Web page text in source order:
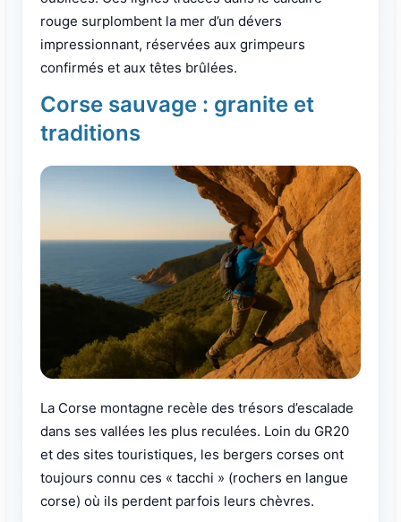
rouge surplombent la mer d’un dévers
impressionnant, réservées aux grimpeurs
confirmés et aux têtes brûlées.
Corse sauvage : granite et
traditions
La Corse montagne recèle des trésors d’escalade
dans ses vallées les plus reculées. Loin du GR20
et des sites touristiques, les bergers corses ont
toujours connu ces « tacchi » (rochers en langue
corse) où ils perdent parfois leurs chèvres.